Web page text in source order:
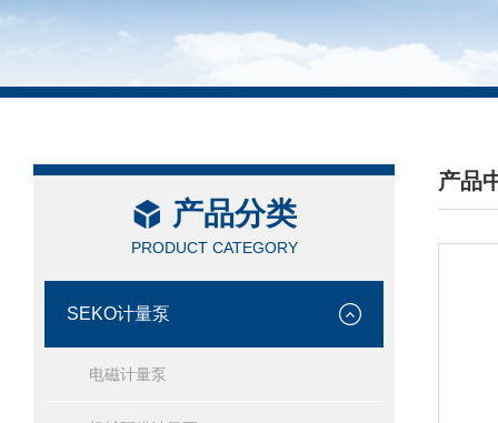
产品分类
PRODUCT CATEGORY
SEKO计量泵
电磁计量泵
产品
/